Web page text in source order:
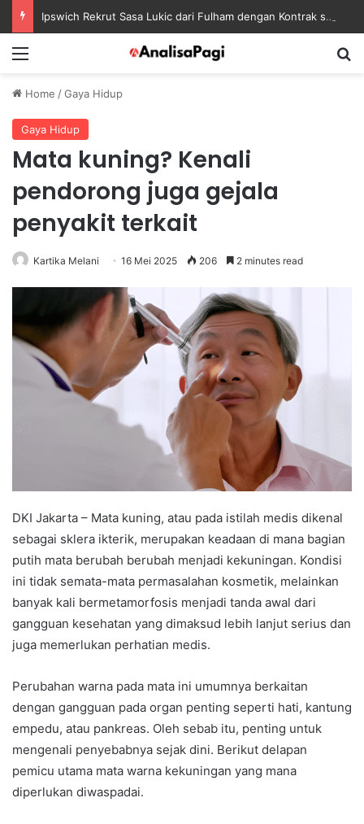
Ipswich Rekrut Sasa Lukic dari Fulham dengan Kontrak sampai 2030
Home /Gaya Hidup
Gaya Hidup
Mata kuning? Kenali
pendorong juga gejala
penyakit terkait
Kartika Melani 16 Mei 2025 206 2 minutes read
DKI Jakarta – Mata kuning, atau pada istilah medis dikenal
sebagai sklera ikterik, merupakan keadaan di mana bagian
putih mata berubah berubah menjadi kekuningan. Kondisi
ini tidak semata-mata permasalahan kosmetik, melainkan
banyak kali bermetamorfosis menjadi tanda awal dari
gangguan kesehatan yang dimaksud lebih lanjut serius dan
juga memerlukan perhatian medis.
Perubahan warna pada mata ini umumnya berkaitan
dengan gangguan pada organ penting seperti hati, kantung
empedu, atau pankreas. Oleh sebab itu, penting untuk
mengenali penyebabnya sejak dini. Berikut delapan
pemicu utama mata warna kekuningan yang mana
diperlukan diwaspadai.